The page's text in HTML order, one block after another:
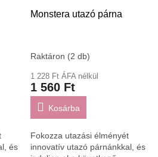
és
Monstera utazó párna
Raktáron (2 db)
1 228 Ft ÁFA nélkül
1 560 Ft
Kosárba
Fokozza utazási élményét
innovatív utazó párnánkkal, és